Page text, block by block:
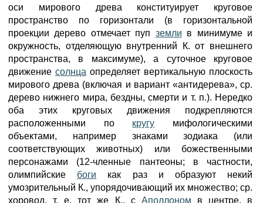
оси мирового древа конституирует круговое
пространство по горизонтали (в горизонтальной
проекции дерево отмечает пуп земли в минимуме и
окружность, отделяющую внутренний К. от внешнего
пространства, в максимуме), а суточное круговое
движение солнца определяет вертикальную плоскость
мирового древа (включая и вариант «антидерева», ср.
дерево нижнего мира, бездны, смерти и т. п.). Нередко
оба этих круговых движения подкрепляются
расположенными по кругу мифологическими
объектами, например знаками зодиака (или
соответствующих животных) или божественными
персонажами (12-членные пантеоны; в частности,
олимпийские боги как раз и образуют некий
умозрительный К., упорядочивающий их множество; ср.
хоровод, т. е. тот же К., с Аполлоном в центре, в